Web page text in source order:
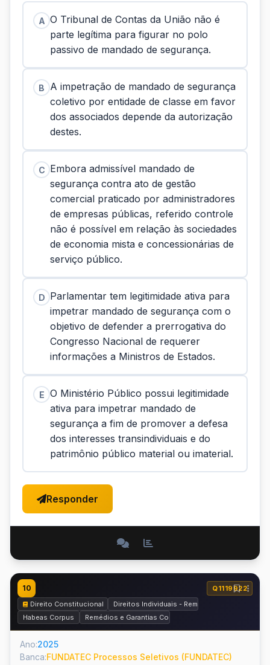
A O Tribunal de Contas da União não é
parte legítima para figurar no polo
passivo de mandado de segurança.
B
A impetração de mandado de segurança
coletivo por entidade de classe em favor
dos associados depende da autorização
destes.
C Embora admissível mandado de
segurança contra ato de gestão
comercial praticado por administradores
de empresas públicas, referido controle
não é possível em relação às sociedades
de economia mista e concessionárias de
serviço público.
D Parlamentar tem legitimidade ativa para
impetrar mandado de segurança com o
objetivo de defender a prerrogativa do
Congresso Nacional de requerer
informações a Ministros de Estados.
E O Ministério Público possui legitimidade
ativa para impetrar mandado de
segurança a fim de promover a defesa
dos interesses transindividuais e do
patrimônio público material ou imaterial.
Responder
10
Q1119922
Direito Constitucional
Direitos Individuais - Remédios
Habeas Corpus
Remédios e Garantias Constitucionais
Ano:2025
Banca:FUNDATEC Processos Seletivos (FUNDATEC)